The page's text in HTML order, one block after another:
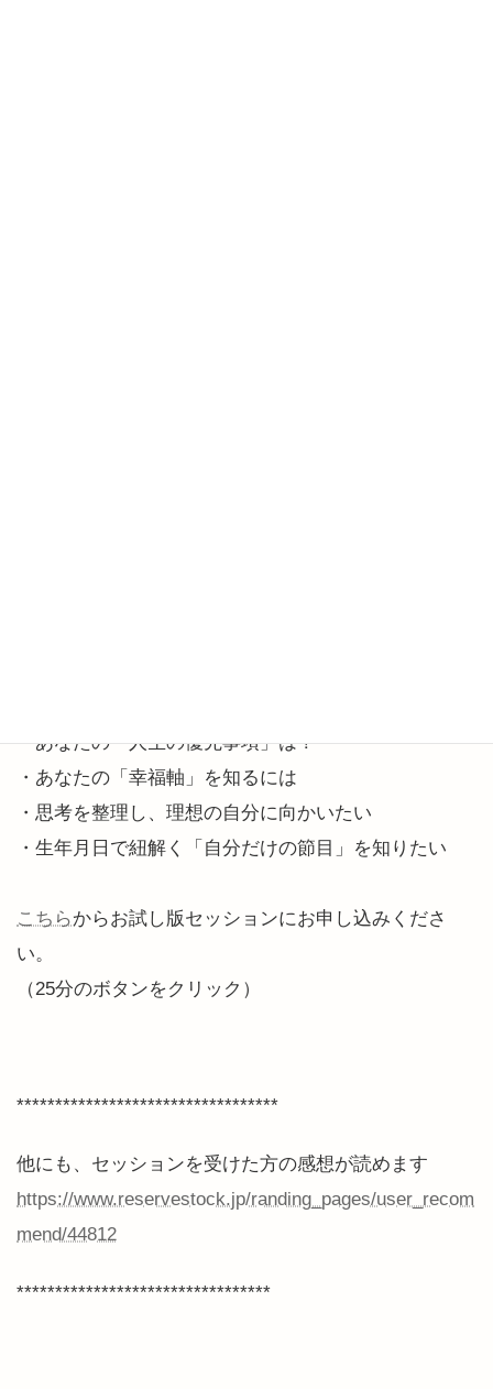
・あなたの「人生の優先事項」は？
・あなたの「幸福軸」を知るには
・思考を整理し、理想の自分に向かいたい
・生年月日で紐解く「自分だけの節目」を知りたい
こちらからお試し版セッションにお申し込みくださ
い。
（25分のボタンをクリック）
**********************************
他にも、セッションを受けた方の感想が読めます
https://www.reservestock.jp/randing_pages/user_recom
mend/44812
*********************************